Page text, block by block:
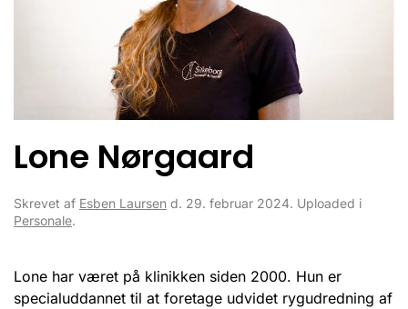
Lone Nørgaard
Skrevet af Esben Laursen d. 29. februar 2024. Uploaded i
Personale.
Lone har været på klinikken siden 2000. Hun er
specialuddannet til at foretage udvidet rygudredning af